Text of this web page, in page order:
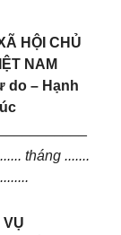
HỘI CHỦ
NAM
do – Hạnh
tháng .......
VỤ